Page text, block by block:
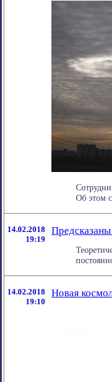
Об этом
14.02.2018
19:19
14.02.2018
19:10
Новая